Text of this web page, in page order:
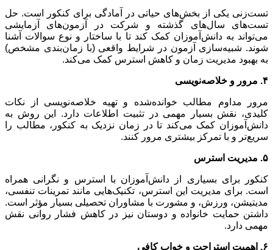
تست‌زنی یکی از بخش‌های حیاتی در آمادگی برای کنکور است. حل
تست‌های سال‌های گذشته و شرکت در آزمون‌های آزمایشی
می‌تواند به دانش‌آموزان کمک کند تا با ساختار و نوع سوالات آشنا
شوند. شبیه‌سازی آزمون در شرایط واقعی (با زمان‌بندی مشخص)
به بهبود مدیریت زمان و کاهش استرس کمک می‌کند.
۴. مرور و خلاصه‌نویسی
مرور مداوم مطالب خوانده‌شده و تهیه خلاصه‌نویسی از نکات
کلیدی، نقش بسیار مهمی در تثبیت اطلاعات دارد. این روش به
دانش‌آموزان کمک می‌کند تا در زمان نزدیک به کنکور، مطالب را
سریع‌تر و با تمرکز بیشتری مرور کنند.
۵. مدیریت استرس
کنکور برای بسیاری از دانش‌آموزان با استرس و نگرانی همراه
است. برای مدیریت این استرس، تکنیک‌هایی مانند تمرینات تنفسی،
مدیتیشن، ورزش، و مشورت با مشاوران تحصیلی بسیار مؤثر است.
داشتن حمایت خانواده و دوستان نیز در کاهش فشار روانی نقش
مهمی دارد.
۶. اهمیت استراحت و خواب کافی